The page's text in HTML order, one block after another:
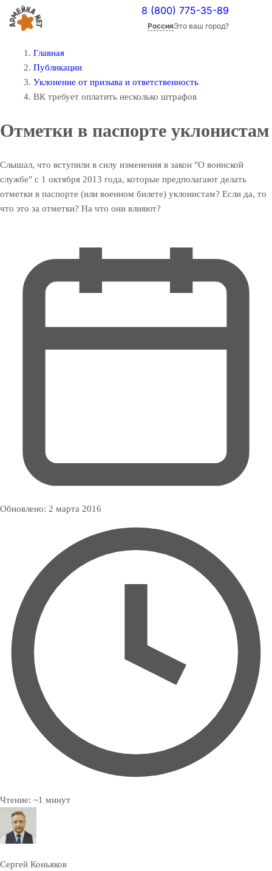
8 (800) 775-35-89
РоссияЭто ваш город?
Главная
Публикации
Уклонение от призыва и ответственность
ВК требует оплатить несколько штрафов
Отметки в паспорте уклонистам
Слышал, что вступили в силу изменения в закон "О воинской
службе" с 1 октября 2013 года, которые предполагают делать
отметки в паспорте (или военном билете) уклонистам? Если да, то
что это за отметки? На что они влияют?
Обновлено: 2 марта 2016
Чтение: ~1 минут
Сергей Коньяков